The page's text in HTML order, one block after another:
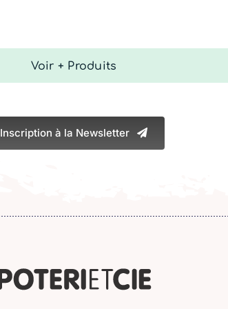
Voir + Produits
Inscription à la Newsletter